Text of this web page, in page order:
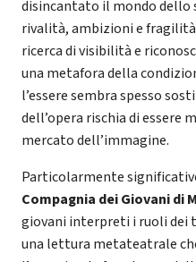
disincantato il mondo
rivalità, ambizioni e
ricerca di visibilità e
una metafora della
l’essere sembra spesso
dell’opera rischia di essere
mercato dell’immagine.
Particolarmente
Compagnia dei Giovani di
giovani interpreti i ruoli dei
una lettura metateatrale